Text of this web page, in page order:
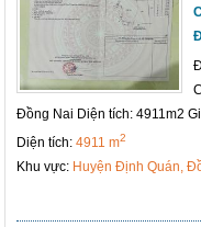
Đồng Nai Diện tích: 4911m2
Diện tích:4911 m2
Khu vực: Huyện Định Quán,